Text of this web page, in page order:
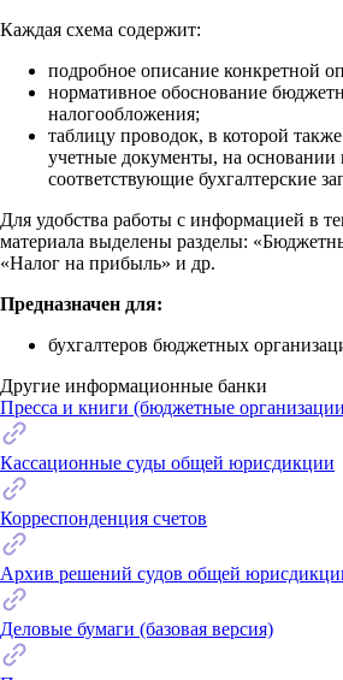
Каждая схема содержит:
подробное описание конкретной
нормативное обоснование
налогообложения;
таблицу проводок, в которой
учетные документы, на основании
соответствующие бухгалтерские
Для удобства работы с информацией в
материала выделены разделы:
«Налог на прибыль» и др.
Предназначен для:
бухгалтеров бюджетных
Другие информационные банки
Пресса и книги (бюджетные
Кассационные суды общей юрисдикции
Корреспонденция счетов
Архив решений судов общей
Деловые бумаги (базовая версия)